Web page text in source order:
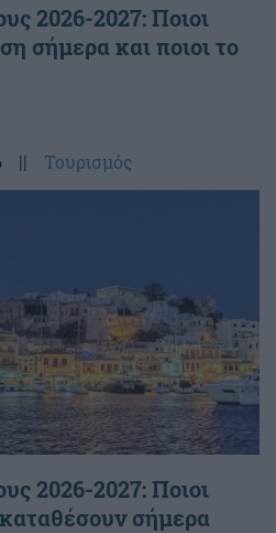
2026-2027: Ποιοι
σήμερα και ποιοι το
|| Τουρισμός
2026-2027: Ποιοι
σήμερα